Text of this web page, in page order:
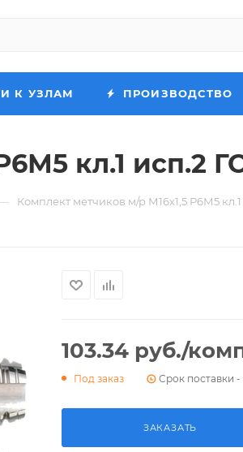
К УЗЛАМ ПРОИЗВОДСТВО
кл.1 исп.2
Комплект метчиков м/р М16х1,5 Р6М5 кл.1
103.34 руб./
Под заказ Срок поставки -
ЗАКАЗАТЬ